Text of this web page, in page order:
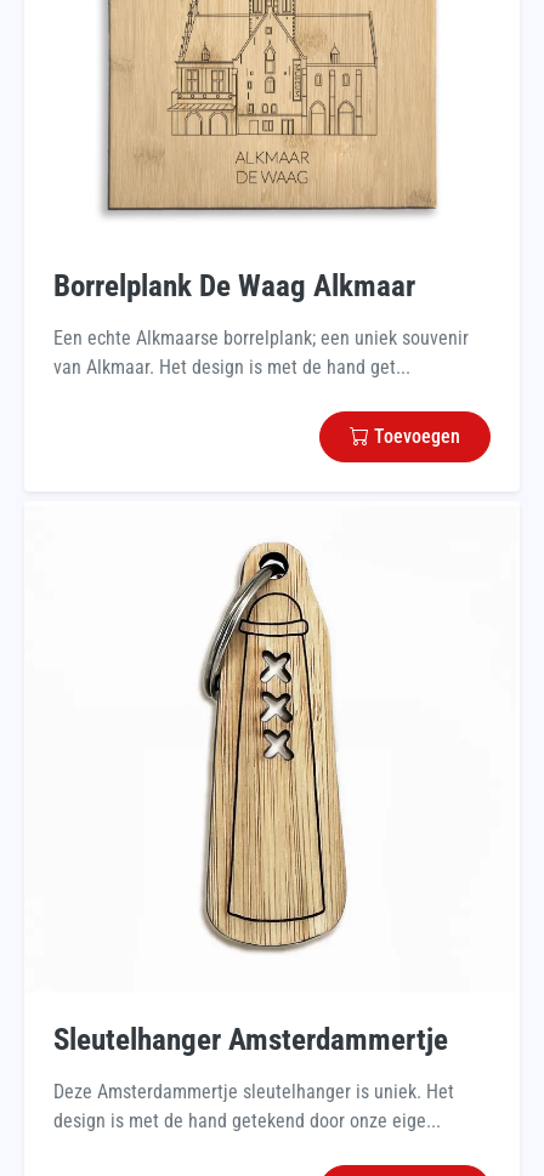
Borrelplank De Waag Alkmaar
Een echte Alkmaarse borrelplank; een uniek souvenir
van Alkmaar. Het design is met de hand get...
Toevoegen
Sleutelhanger Amsterdammertje
Deze Amsterdammertje sleutelhanger is uniek. Het
design is met de hand getekend door onze eige...